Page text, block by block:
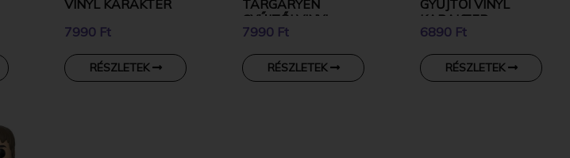
VINYL KARAKTER
7990 Ft
RÉSZLETEK
TARGARYEN
GYŰJTŐI VINYL
KARAKTER
7990 Ft
RÉSZLETEK
GYŰJTŐI VINYL
KARAKTER
6890 Ft
RÉSZLETEK